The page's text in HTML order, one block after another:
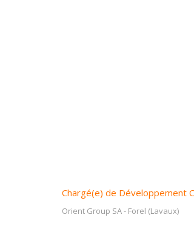
Chargé(e) de Développement
Orient Group SA- Forel (Lavaux)